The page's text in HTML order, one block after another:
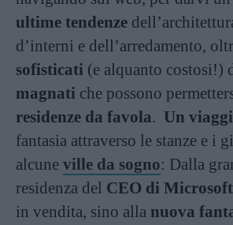
ultime tendenze
d’interni e dell’arredamento,
sofisticati (e alquanto costosi!)
magnati che possono
residenze da favola. Un
fantasia attraverso le stanze e i
alcune ville da sogno: Dalla
residenza del CEO di Microsoft
in vendita, sino alla nuova